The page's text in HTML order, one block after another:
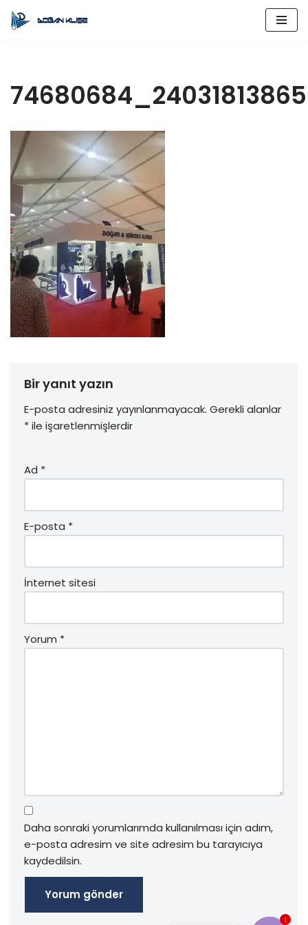
Bir yanıt yazın
E-posta adresiniz yayınlanmayacak. Gerekli alanlar
*ile işaretlenmişlerdir
Ad *
E-posta *
İnternet sitesi
Yorum *
Daha sonraki yorumlarımda kullanılması için adım,
e-posta adresim ve site adresim bu tarayıcıya
kaydedilsin.
1